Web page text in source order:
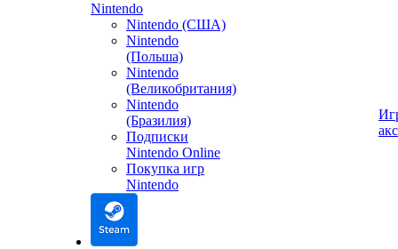
Nintendo
Nintendo (США)
Nintendo
(Польша)
Nintendo
(Великобритания)
Nintendo
(Бразилия)
Подписки
Nintendo Online
Покупка игр
Nintendo